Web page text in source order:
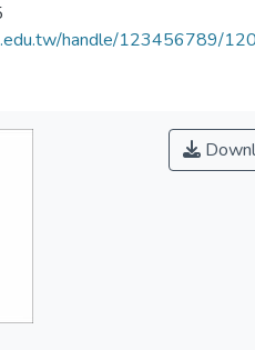
handle/123456789/